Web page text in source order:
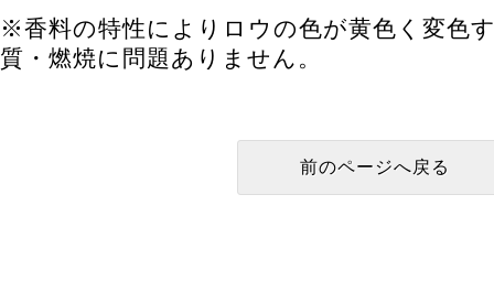
※香料の特性によりロウの色が黄色く変色
質・燃焼に問題ありません。